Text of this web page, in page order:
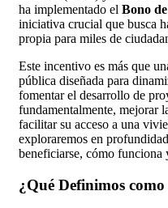
ha implementado el Bono
iniciativa crucial que busca
propia para miles de
Este incentivo es más que
pública diseñada para
fomentar el desarrollo de
fundamentalmente, mejorar
facilitar su acceso a una
exploraremos en
beneficiarse, cómo funciona
¿Qué Definimos